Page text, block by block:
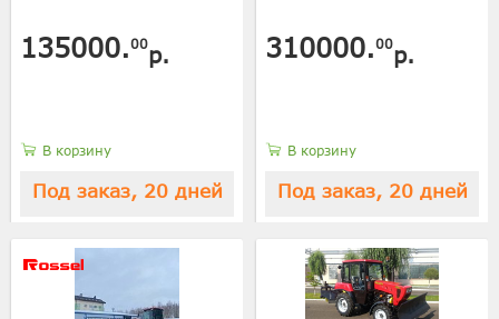
135000.00р.
В корзину
Под заказ, 20 дней
310000.00р.
В корзину
Под заказ, 20 дней